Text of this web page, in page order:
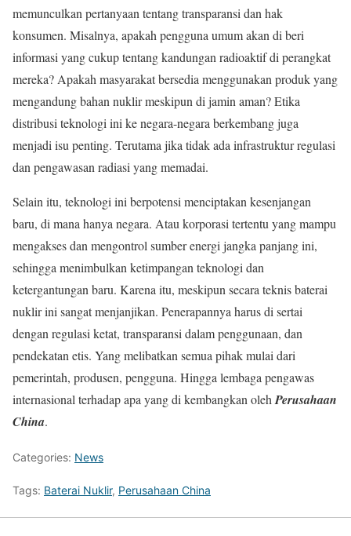
memunculkan pertanyaan tentang transparansi dan hak
konsumen. Misalnya, apakah pengguna umum akan di beri
informasi yang cukup tentang kandungan radioaktif di perangkat
mereka? Apakah masyarakat bersedia menggunakan produk yang
mengandung bahan nuklir meskipun di jamin aman? Etika
distribusi teknologi ini ke negara-negara berkembang juga
menjadi isu penting. Terutama jika tidak ada infrastruktur regulasi
dan pengawasan radiasi yang memadai.
Selain itu, teknologi ini berpotensi menciptakan kesenjangan
baru, di mana hanya negara. Atau korporasi tertentu yang mampu
mengakses dan mengontrol sumber energi jangka panjang ini,
sehingga menimbulkan ketimpangan teknologi dan
ketergantungan baru. Karena itu, meskipun secara teknis baterai
nuklir ini sangat menjanjikan. Penerapannya harus di sertai
dengan regulasi ketat, transparansi dalam penggunaan, dan
pendekatan etis. Yang melibatkan semua pihak mulai dari
pemerintah, produsen, pengguna. Hingga lembaga pengawas
internasional terhadap apa yang di kembangkan oleh Perusahaan
China.
Categories: News
Tags: Baterai Nuklir, Perusahaan China